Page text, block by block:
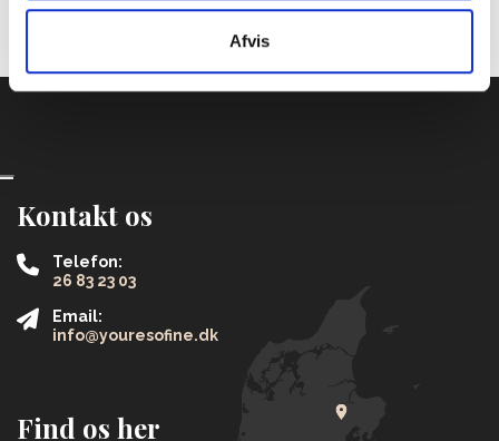
Afvis
Kontakt os
Telefon:
26 83 23 03
Email:
info@youresofine.dk
Find os her